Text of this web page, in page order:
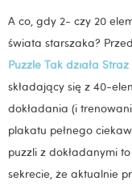
A co, gdy 2- czy 20
świata starszaka?
Puzzle Tak działa
składający się z 40-
dokładania (i
plakatu pełnego
puzzli z dokładanymi
sekrecie, że aktualnie